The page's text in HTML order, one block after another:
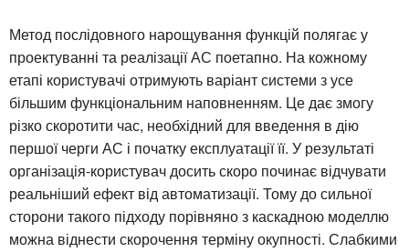
Метод послідовного нарощування функцій полягає у
проектуванні та реалізації АС поетапно. На кожному
етапі користувачі отримують варіант системи з усе
більшим функціональним наповненням. Це дає змогу
різко скоротити час, необхідний для введення в дію
першої черги АС і початку експлуатації її. У результаті
організація-користувач досить скоро починає відчувати
реальніший ефект від автоматизації. Тому до сильної
сторони такого підходу порівняно з каскадною моделлю
можна віднести скорочення терміну окупності. Слабкими